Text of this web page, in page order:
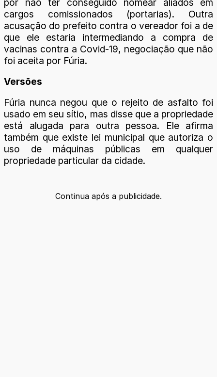
cargos comissionados (portarias). Outra
acusação do prefeito contra o vereador foi a de
que ele estaria intermediando a compra de
vacinas contra a Covid-19, negociação que não
foi aceita por Fúria.
Versões
Fúria nunca negou que o rejeito de asfalto foi
usado em seu sítio, mas disse que a propriedade
está alugada para outra pessoa. Ele afirma
também que existe lei municipal que autoriza o
uso de máquinas públicas em qualquer
propriedade particular da cidade.
Continua após a publicidade.